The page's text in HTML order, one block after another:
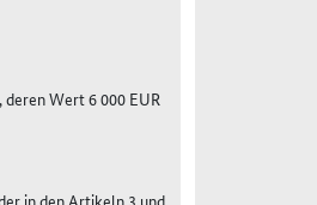
Wert 6 000 EUR
in den Artikeln 3 und